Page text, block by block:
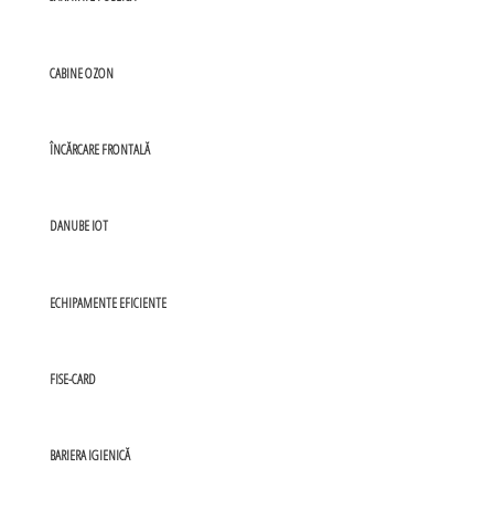
CABINE OZON
ÎNCĂRCARE FRONTALĂ
DANUBE IOT
ECHIPAMENTE EFICIENTE
FISE-CARD
BARIERA IGIENICĂ